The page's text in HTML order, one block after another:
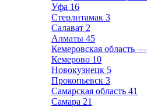
Уфа 16
Стерлитамак 3
Салават 2
Алматы 45
Кемеровская область —
Кемерово 10
Новокузнецк 5
Прокопьевск 3
Самарская область 41
Самара 21